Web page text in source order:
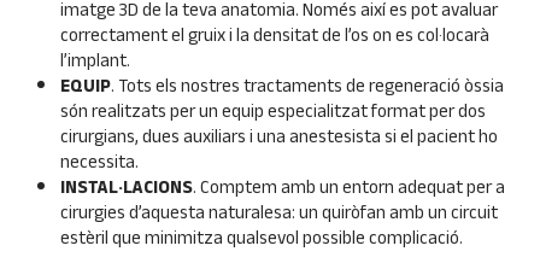
imatge 3D de la teva anatomia. Només així es pot avaluar
correctament el gruix i la densitat de l’os on es col·locarà
l’implant.
EQUIP. Tots els nostres tractaments de regeneració òssia
són realitzats per un equip especialitzat format per dos
cirurgians, dues auxiliars i una anestesista si el pacient ho
necessita.
INSTAL·LACIONS. Comptem amb un entorn adequat per a
cirurgies d’aquesta naturalesa: un quiròfan amb un circuit
estèril que minimitza qualsevol possible complicació.